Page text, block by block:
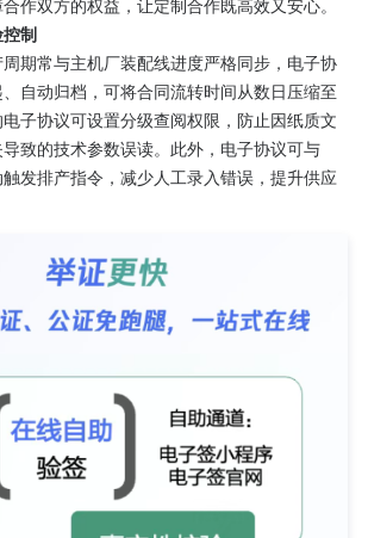
作双方的权益，让定制合作既高效又安心。
制
期常与主机厂装配线进度严格同步，电子协
自动归档，可将合同流转时间从数日压缩至
子协议可设置分级查阅权限，防止因纸质文
致的技术参数误读。此外，电子协议可与
发排产指令，减少人工录入错误，提升供应